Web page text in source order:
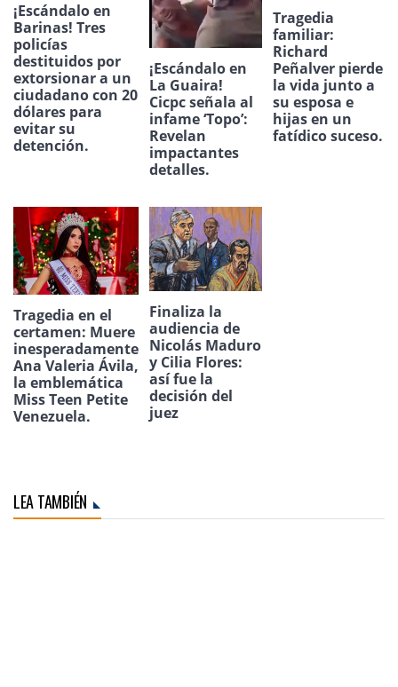
¡Escándalo en
Barinas! Tres
policías
destituidos por
extorsionar a un
ciudadano con 20
dólares para
evitar su
detención.
¡Escándalo en
La Guaira!
Cicpc señala al
infame ‘Topo’:
Revelan
impactantes
detalles.
Tragedia
familiar:
Richard
Peñalver pierde
la vida junto a
su esposa e
hijas en un
fatídico suceso.
Tragedia en el
certamen: Muere
inesperadamente
Ana Valeria Ávila,
la emblemática
Miss Teen Petite
Venezuela.
Finaliza la
audiencia de
Nicolás Maduro
y Cilia Flores:
así fue la
decisión del
juez
LEA TAMBIÉN